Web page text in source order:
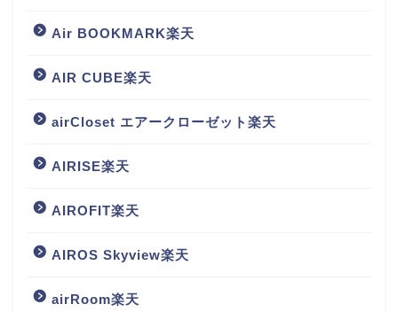
Air BOOKMARK楽天
AIR CUBE楽天
airCloset エアークローゼット楽天
AIRISE楽天
AIROFIT楽天
AIROS Skyview楽天
airRoom楽天